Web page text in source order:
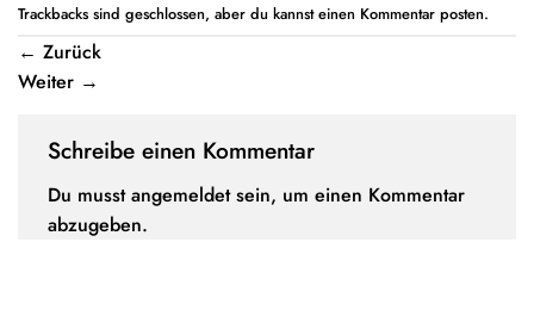
Trackbacks sind geschlossen, aber du kannst einen Kommentar posten.
← Zurück
Weiter →
Schreibe einen Kommentar
Du musstangemeldetsein, um einen Kommentar
abzugeben.